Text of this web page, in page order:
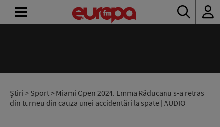
Știri > Sport> Miami Open 2024. Emma Răducanu s-a retras
din turneu din cauza unei accidentări la spate | AUDIO
RADIO